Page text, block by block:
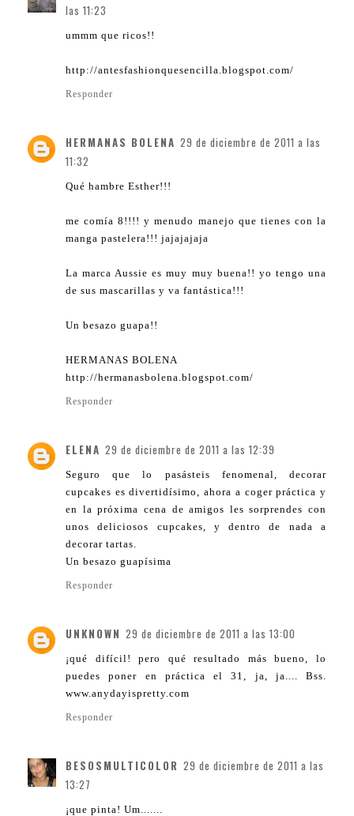
las 11:23
ummm que ricos!!
http://antesfashionquesencilla.blogspot.com/
Responder
HERMANAS BOLENA 29 de diciembre de 2011 a las
11:32
Qué hambre Esther!!!
me comía 8!!!! y menudo manejo que tienes con la
manga pastelera!!! jajajajaja
La marca Aussie es muy muy buena!! yo tengo una
de sus mascarillas y va fantástica!!!
Un besazo guapa!!
HERMANAS BOLENA
http://hermanasbolena.blogspot.com/
Responder
ELENA 29 de diciembre de 2011 a las 12:39
Seguro que lo pasásteis fenomenal, decorar
cupcakes es divertidísimo, ahora a coger práctica y
en la próxima cena de amigos les sorprendes con
unos deliciosos cupcakes, y dentro de nada a
decorar tartas.
Un besazo guapísima
Responder
UNKNOWN 29 de diciembre de 2011 a las 13:00
¡qué difícil! pero qué resultado más bueno, lo
puedes poner en práctica el 31, ja, ja.... Bss.
www.anydayispretty.com
Responder
BESOSMULTICOLOR 29 de diciembre de 2011 a las
13:27
¡que pinta! Um.......